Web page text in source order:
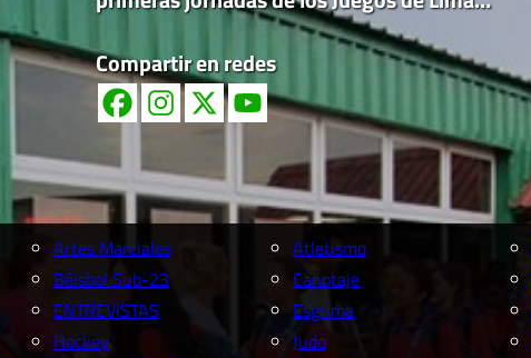
Artes Marciales Atletismo
Béisbol Sub-23 Canotaje
ENTREVISTAS Esgrima
Hockey Judo
Compartir en redes